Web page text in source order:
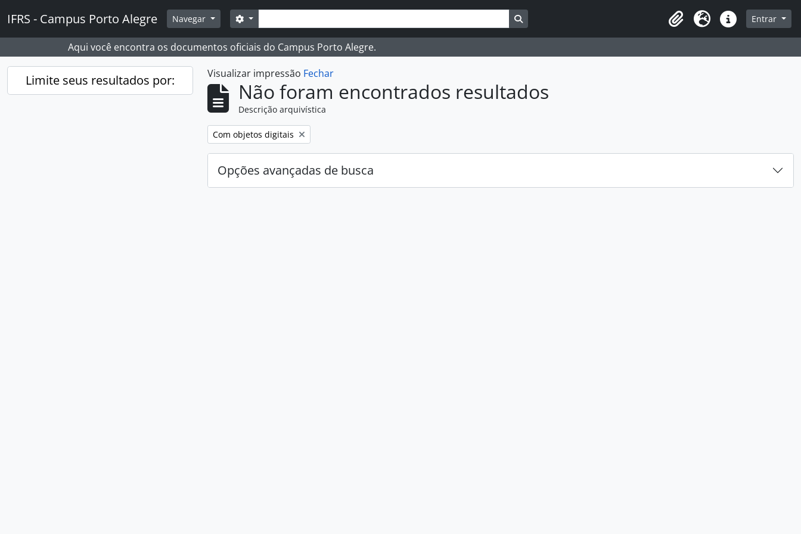
IFRS - Campus Porto Alegre Navegar Buscar
Opções de busca Busque na página de navegação
Idioma Atalhos Entrar
Aqui você encontra os documentos oficiais do Campus Porto Alegre.
Limite seus resultados por: Visualizar impressão Fechar
Não foram encontrados resultados
Descrição arquivística
Remover filtro:
Com objetos digitais
Opções avançadas de busca